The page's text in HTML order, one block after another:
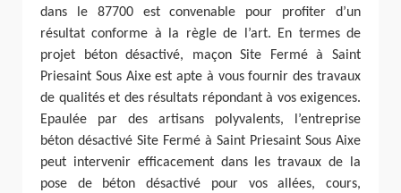
dans le 87700 est convenable pour profiter d’un
résultat conforme à la règle de l’art. En termes de
projet béton désactivé, maçon Site Fermé à Saint
Priesaint Sous Aixe est apte à vous fournir des travaux
de qualités et des résultats répondant à vos exigences.
Epaulée par des artisans polyvalents, l’entreprise
béton désactivé Site Fermé à Saint Priesaint Sous Aixe
peut intervenir efficacement dans les travaux de la
pose de béton désactivé pour vos allées, cours,